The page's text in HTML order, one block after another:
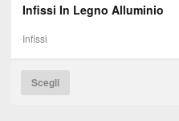
Infissi In Legno Alluminio
Infissi
Scegli